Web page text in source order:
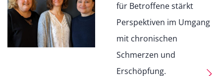
für Betroffene stärkt
Perspektiven im Umgang
mit chronischen
Schmerzen und
Erschöpfung.